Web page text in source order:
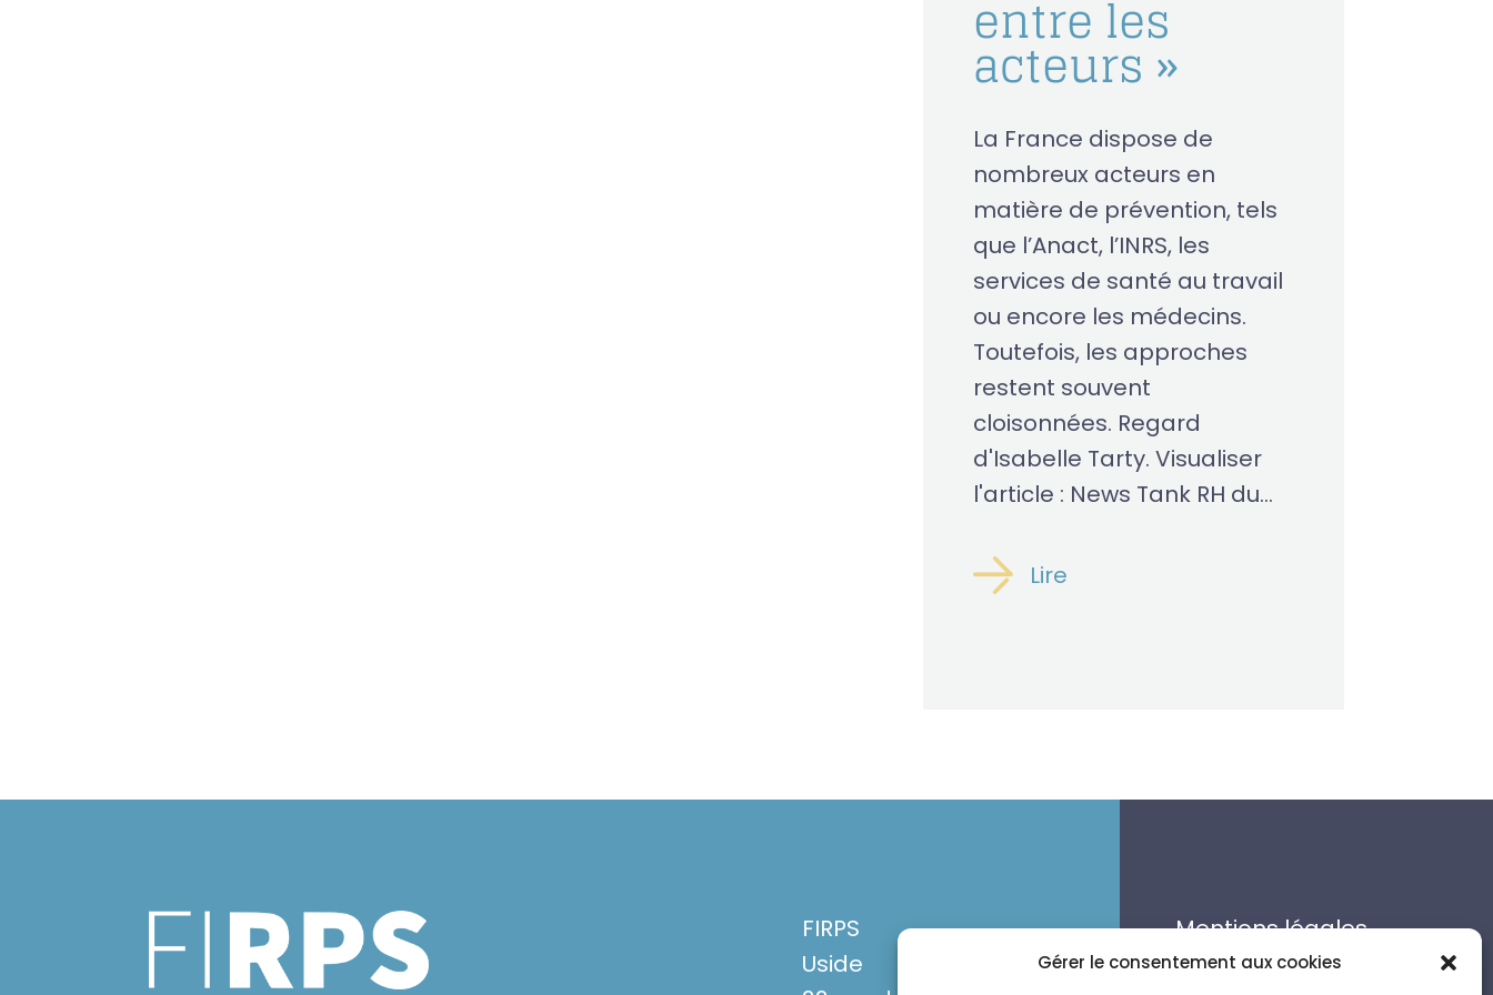
Gérer le consentement aux cookies
entre les
acteurs »
La France dispose de
nombreux acteurs en
matière de prévention, tels
que l’Anact, l’INRS, les
services de santé au travail
ou encore les médecins.
Toutefois, les approches
restent souvent
cloisonnées. Regard
d'Isabelle Tarty. Visualiser
l'article : News Tank RH du...
Lire
FIRPS
Uside
Mentions légales
Politique de